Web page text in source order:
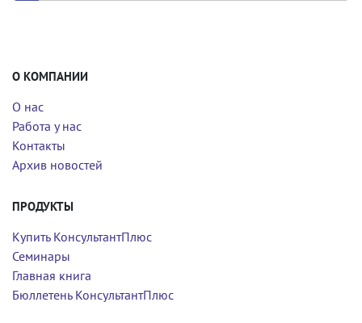
О КОМПАНИИ
О нас
Работа у нас
Контакты
Архив новостей
ПРОДУКТЫ
Купить КонсультантПлюс
Семинары
Главная книга
Бюллетень КонсультантПлюс